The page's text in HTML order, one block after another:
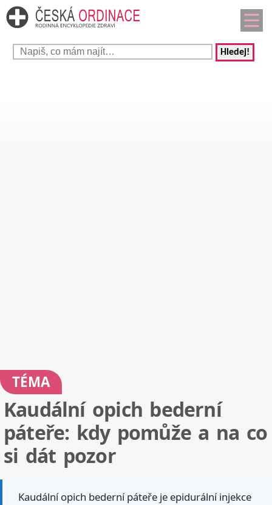
Hledej!
TÉMA
Kaudální opich bederní
páteře: kdy pomůže a na co
si dát pozor
Kaudální opich bederní páteře je epidurální injekce